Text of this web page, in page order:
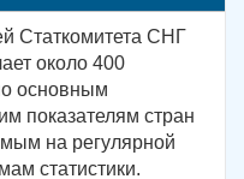
Статкомитета СНГ
около 400
основным
показателям стран
на регулярной
статистики.